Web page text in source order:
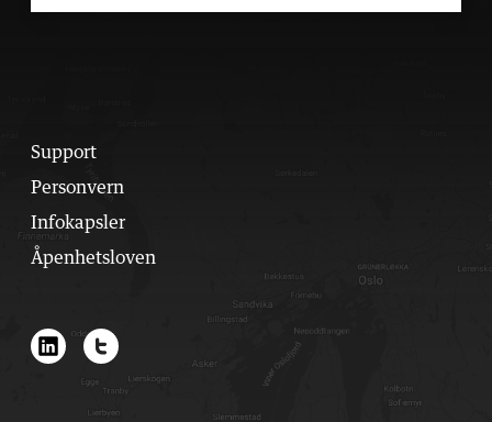
Support
Personvern
Infokapsler
Åpenhetsloven